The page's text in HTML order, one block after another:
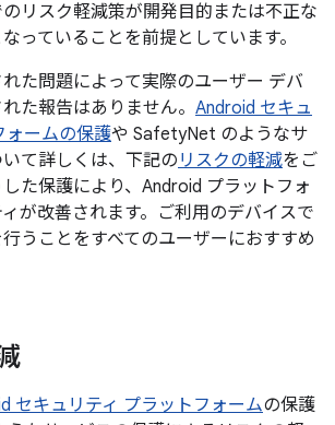
リスク軽減策が開発目的または不正な
っていることを前提としています。
た問題によって実際のユーザー デバ
た報告はありません。 Android セキュ
ォームの保護や SafetyNet のようなサ
て詳しくは、下記の リスクの軽減をご
た保護により、Android プラットフォ
が改善されます。ご利用のデバイスで
うことをすべてのユーザーにおすすめ
セキュリティ プラットフォームの保護